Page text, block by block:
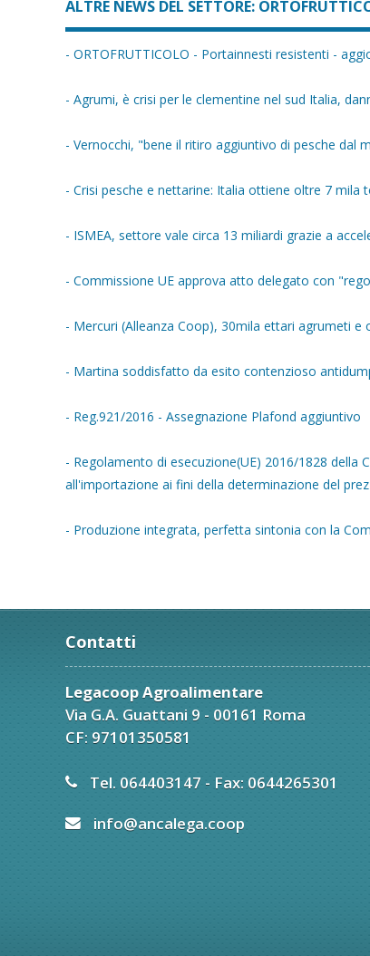
ALTRE NEWS DEL SETTORE:
- ORTOFRUTTICOLO - Portainnesti resistenti -
- Agrumi, è crisi per le clementine nel sud Italia,
- Vernocchi, "bene il ritiro aggiuntivo di pesche
- Crisi pesche e nettarine: Italia ottiene oltre 7
- ISMEA, settore vale circa 13 miliardi grazie a
- Commissione UE approva atto delegato con
- Mercuri (Alleanza Coop), 30mila ettari agrumeti
- Martina soddisfatto da esito contenzioso
- Reg.921/2016 - Assegnazione Plafond aggiuntivo
- Regolamento di esecuzione(UE) 2016/1828
all'importazione ai fini della determinazione del
- Produzione integrata, perfetta sintonia con la
Contatti
Legacoop Agroalimentare
Via G.A. Guattani 9 - 00161 Roma
CF: 97101350581
Tel. 064403147 - Fax: 0644265301
info@ancalega.coop